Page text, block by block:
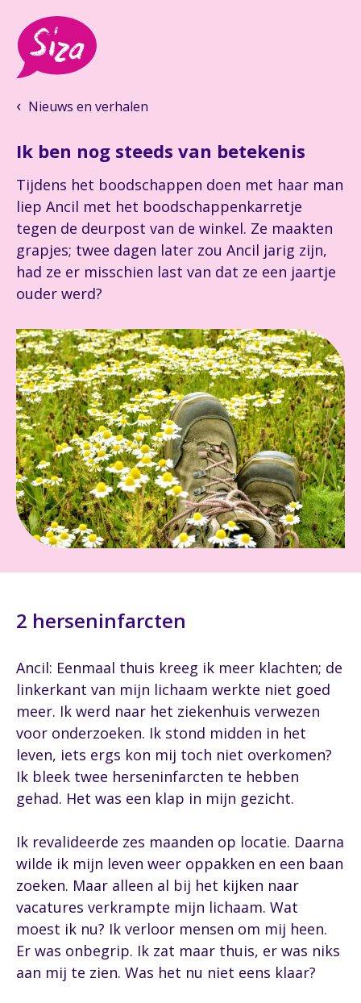
Nieuws en verhalen
Ik ben nog steeds van betekenis
Tijdens het boodschappen doen met haar man
liep Ancil met het boodschappenkarretje
tegen de deurpost van de winkel. Ze maakten
grapjes; twee dagen later zou Ancil jarig zijn,
had ze er misschien last van dat ze een jaartje
ouder werd?
2 herseninfarcten
Ancil: Eenmaal thuis kreeg ik meer klachten; de
linkerkant van mijn lichaam werkte niet goed
meer. Ik werd naar het ziekenhuis verwezen
voor onderzoeken. Ik stond midden in het
leven, iets ergs kon mij toch niet overkomen?
Ik bleek twee herseninfarcten te hebben
gehad. Het was een klap in mijn gezicht.
Ik revalideerde zes maanden op locatie. Daarna
wilde ik mijn leven weer oppakken en een baan
zoeken. Maar alleen al bij het kijken naar
vacatures verkrampte mijn lichaam. Wat
moest ik nu? Ik verloor mensen om mij heen.
Er was onbegrip. Ik zat maar thuis, er was niks
aan mij te zien. Was het nu niet eens klaar?